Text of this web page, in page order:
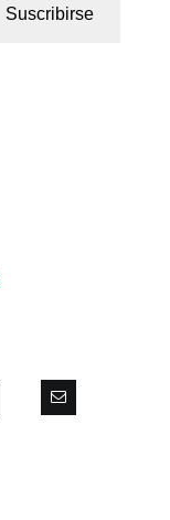
Suscribirse